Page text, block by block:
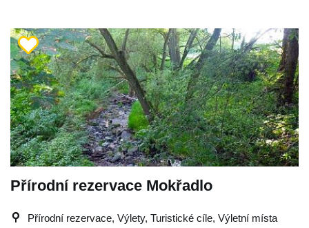
Přírodní rezervace Mokřadlo
Přírodní rezervace, Výlety, Turistické cíle, Výletní místa